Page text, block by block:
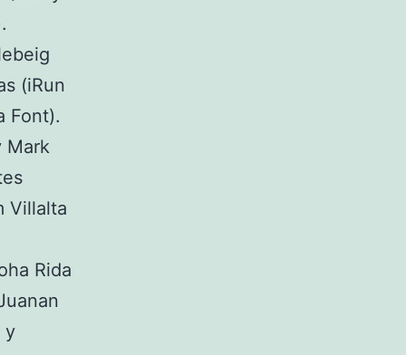
(iRun
Font).
Mark
Villalta
Rida
y